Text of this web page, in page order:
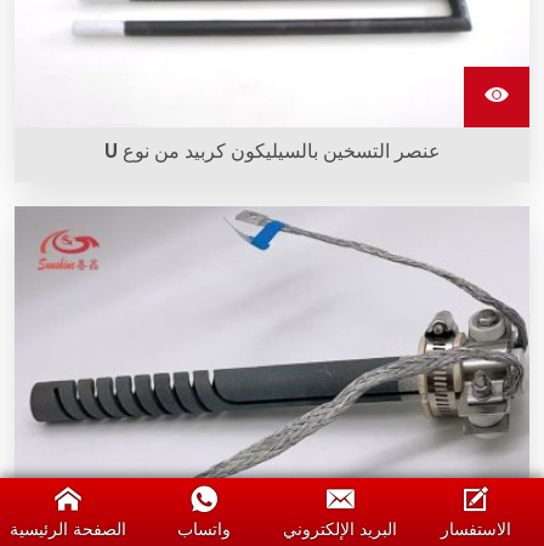
عنصر التسخين بالسيليكون كربيد من نوع U
يتم استخدام عناصر التسخين بالسيليكون كربيد من النوع U في
العديد من أفراننا وأفران الحرق عالية الحرارة.
الصفحة الرئيسية واتساب البريد الإلكتروني الاستفسار